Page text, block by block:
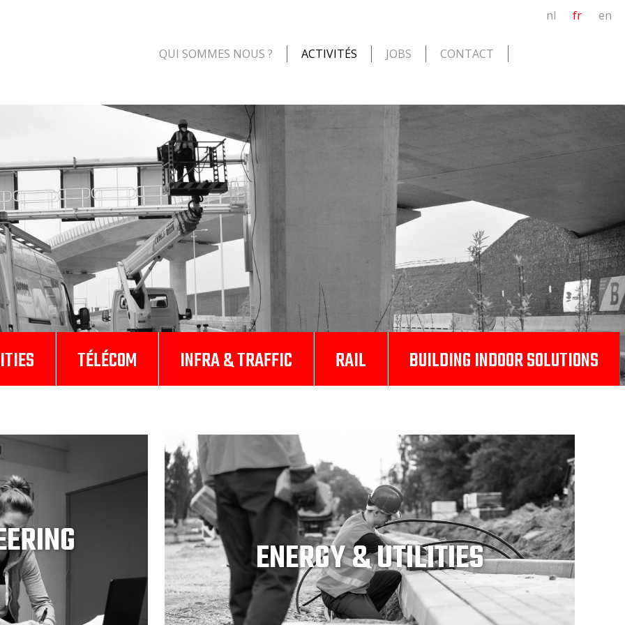
QUI SOMMES NOUS ? ACTIVITÉS JOBS CONTACT
nl fr en
TÉLÉCOM INFRA & TRAFFIC RAIL BUILDING INDOOR SOLUTIONS
ENERGY & UTILITIES